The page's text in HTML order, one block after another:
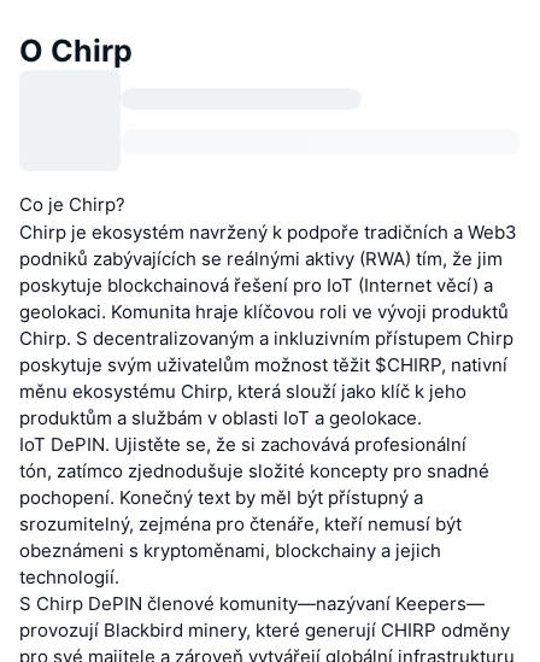
O Chirp
Co je Chirp?
Chirp je ekosystém navržený k podpoře tradičních a Web3
podniků zabývajících se reálnými aktivy (RWA) tím, že jim
poskytuje blockchainová řešení pro IoT (Internet věcí) a
geolokaci. Komunita hraje klíčovou roli ve vývoji produktů
Chirp. S decentralizovaným a inkluzivním přístupem Chirp
poskytuje svým uživatelům možnost těžit $CHIRP, nativní
měnu ekosystému Chirp, která slouží jako klíč k jeho
produktům a službám v oblasti IoT a geolokace.
IoT DePIN. Ujistěte se, že si zachovává profesionální
tón, zatímco zjednodušuje složité koncepty pro snadné
pochopení. Konečný text by měl být přístupný a
srozumitelný, zejména pro čtenáře, kteří nemusí být
obeznámeni s kryptoměnami, blockchainy a jejich
technologií.
S Chirp DePIN členové komunity—nazývaní Keepers—
provozují Blackbird minery, které generují CHIRP odměny
pro své majitele a zároveň vytvářejí globální infrastrukturu